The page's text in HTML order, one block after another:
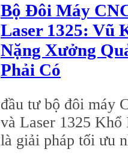
Bộ Đôi Máy
Laser 1325: Vũ
Nặng Xưởng
Phải Có
đầu tư bộ đôi máy
và Laser 1325 Khổ
là giải pháp tối ưu